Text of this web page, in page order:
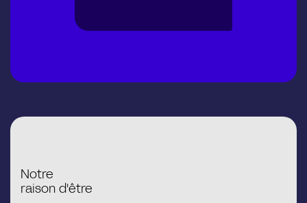
Notre
raison d'être